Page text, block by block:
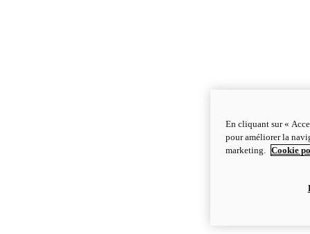
En cliquant sur «
pour améliorer la
marketing.
Cookie